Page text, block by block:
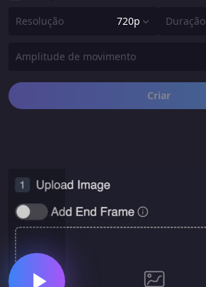
Resolução 720p Duração
Amplitude de movimento
Automático
Pequeno
Criar